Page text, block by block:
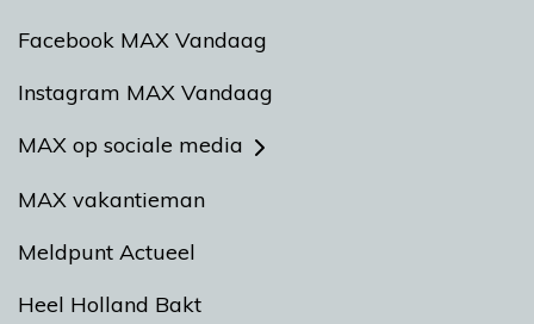
Facebook MAX Vandaag
Instagram MAX Vandaag
MAX op sociale media
MAX vakantieman
Meldpunt Actueel
Heel Holland Bakt